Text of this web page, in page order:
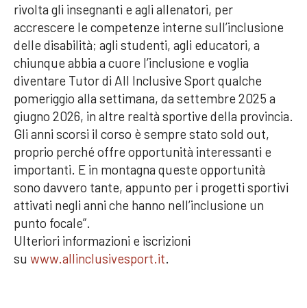
rivolta gli insegnanti e agli allenatori, per
accrescere le competenze interne sull’inclusione
delle disabilità; agli studenti, agli educatori, a
chiunque abbia a cuore l’inclusione e voglia
diventare Tutor di All Inclusive Sport qualche
pomeriggio alla settimana, da settembre 2025 a
giugno 2026, in altre realtà sportive della provincia.
Gli anni scorsi il corso è sempre stato sold out,
proprio perché offre opportunità interessanti e
importanti. E in montagna queste opportunità
sono davvero tante, appunto per i progetti sportivi
attivati negli anni che hanno nell’inclusione un
punto focale”.
Ulteriori informazioni e iscrizioni
su www.allinclusivesport.it.